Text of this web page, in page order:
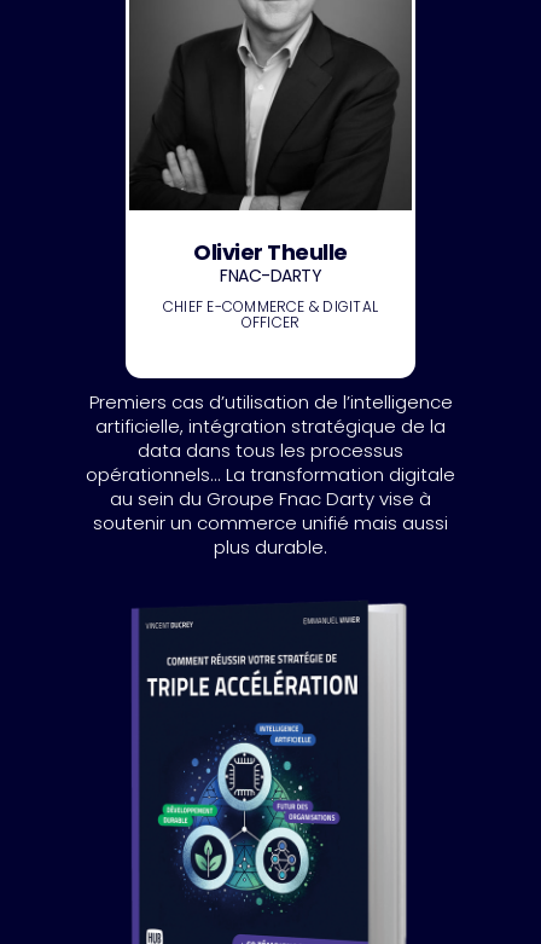
Olivier Theulle
FNAC-DARTY
CHIEF E-COMMERCE & DIGITAL
OFFICER
Premiers cas d’utilisation de l’intelligence
artificielle, intégration stratégique de la
data dans tous les processus
opérationnels... La transformation digitale
au sein du Groupe Fnac Darty vise à
soutenir un commerce unifié mais aussi
plus durable.